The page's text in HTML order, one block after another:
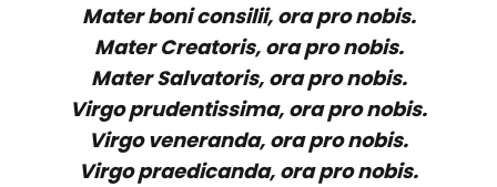
Mater boni consilii, ora pro nobis.
Mater Creatoris, ora pro nobis.
Mater Salvatoris, ora pro nobis.
Virgo prudentissima, ora pro nobis.
Virgo veneranda, ora pro nobis.
Virgo praedicanda, ora pro nobis.